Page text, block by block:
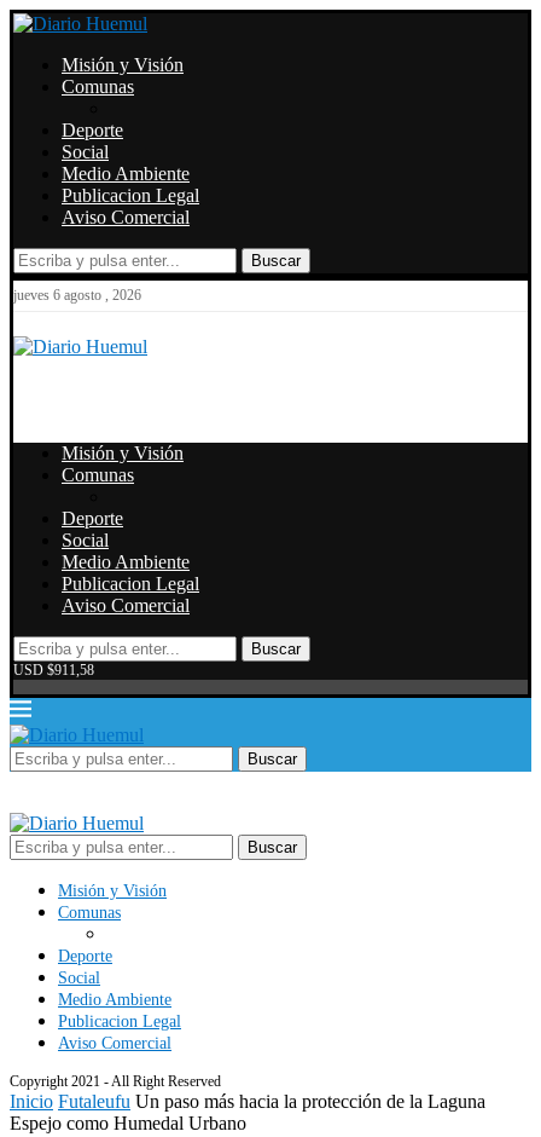
Misión y Visión
Comunas
Deporte
Social
Medio Ambiente
Publicacion Legal
Aviso Comercial
Buscar
jueves 6 agosto , 2026
Misión y Visión
Comunas
Deporte
Social
Medio Ambiente
Publicacion Legal
Aviso Comercial
Buscar
USD $911,58
Buscar
Buscar
Misión y Visión
Comunas
Deporte
Social
Medio Ambiente
Publicacion Legal
Aviso Comercial
Copyright 2021 - All Right Reserved
Inicio Futaleufu Un paso más hacia la protección de la Laguna
Espejo como Humedal Urbano